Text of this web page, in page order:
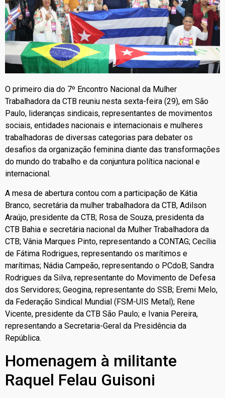
O primeiro dia do 7º Encontro Nacional da Mulher
Trabalhadora da CTB reuniu nesta sexta-feira (29), em São
Paulo, lideranças sindicais, representantes de movimentos
sociais, entidades nacionais e internacionais e mulheres
trabalhadoras de diversas categorias para debater os
desafios da organização feminina diante das transformações
do mundo do trabalho e da conjuntura política nacional e
internacional.
A mesa de abertura contou com a participação de Kátia
Branco, secretária da mulher trabalhadora da CTB, Adilson
Araújo, presidente da CTB; Rosa de Souza, presidenta da
CTB Bahia e secretária nacional da Mulher Trabalhadora da
CTB; Vânia Marques Pinto, representando a CONTAG; Cecília
de Fátima Rodrigues, representando os marítimos e
marítimas; Nádia Campeão, representando o PCdoB; Sandra
Rodrigues da Silva, representante do Movimento de Defesa
dos Servidores; Geogina, representante do SSB; Eremi Melo,
da Federação Sindical Mundial (FSM-UIS Metal); Rene
Vicente, presidente da CTB São Paulo; e Ivania Pereira,
representando a Secretaria-Geral da Presidência da
República.
Homenagem à militante
Raquel Felau Guisoni